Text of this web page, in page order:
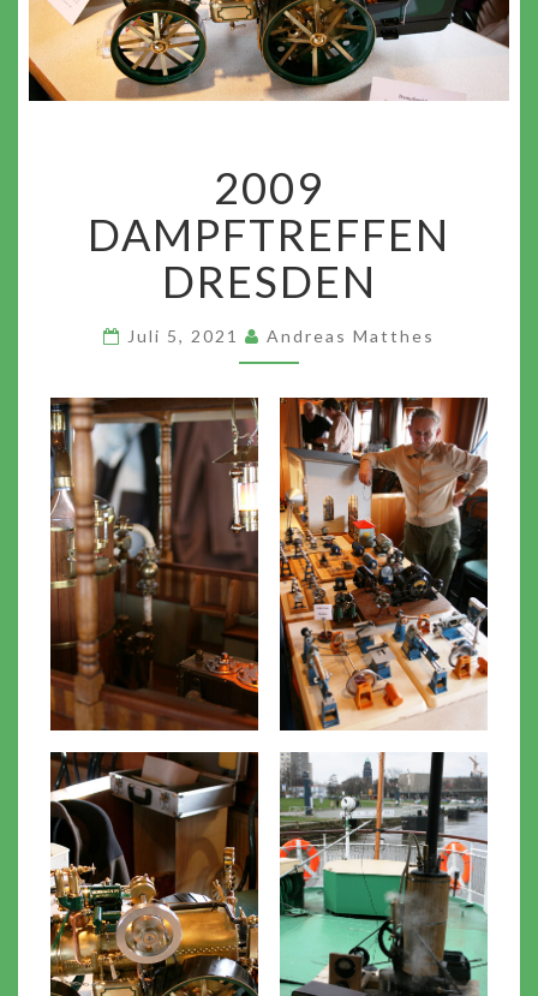
DAMPFTREFFEN
DRESDEN
2009
DAMPFTREFFEN
DRESDEN
Juli 5, 2021 Andreas Matthes